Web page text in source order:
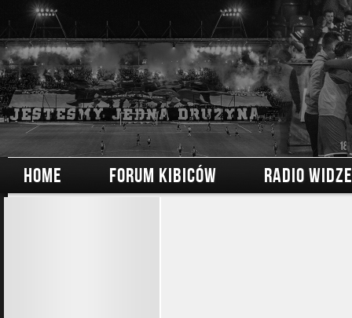
HOME FORUM KIBICÓW RADIO